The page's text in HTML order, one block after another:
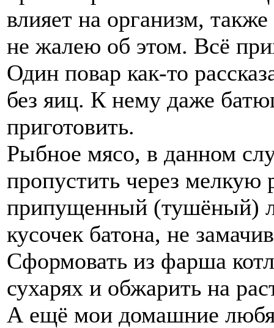
влияет на организм,
не жалею об этом. Всё
Один повар как-то
без яиц. К нему даже
приготовить.
Рыбное мясо, в данном
пропустить через мелкую
припущенный (тушёный)
кусочек батона, не
Сформовать из фарша
сухарях и обжарить на
А ещё мои домашние